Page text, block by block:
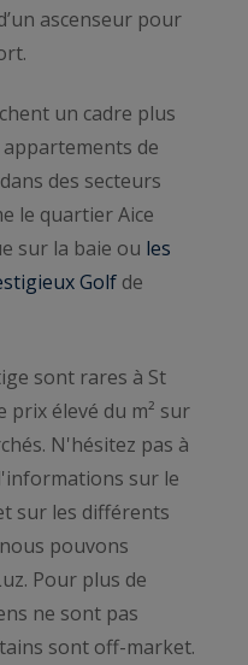
ascenseur pour
un cadre plus
de
des secteurs
le quartier Aice
sur la baie ou les
Golf de
sont rares à St
prix élevé du m² sur
N'hésitez pas à
sur le
sur les différents
pouvons
Pour plus de
ne sont pas
sont off-market.